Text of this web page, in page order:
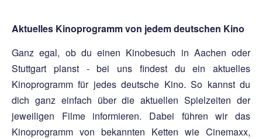
Aktuelles Kinoprogramm von jedem deutschen Kino
Ganz egal, ob du einen Kinobesuch in Aachen oder
Stuttgart planst - bei uns findest du ein aktuelles
Kinoprogramm für jedes deutsche Kino. So kannst du
dich ganz einfach über die aktuellen Spielzeiten der
jeweiligen Filme informieren. Dabei führen wir das
Kinoprogramm von bekannten Ketten wie Cinemaxx,